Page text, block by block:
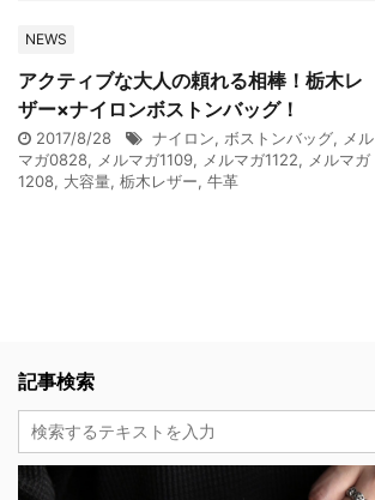
NEWS
アクティブな大人の頼れる相棒！栃木レ
ザー×ナイロンボストンバッグ！
2017/8/28 ナイロン, ボストンバッグ, メル
マガ0828, メルマガ1109, メルマガ1122, メルマガ
1208, 大容量, 栃木レザー, 牛革
記事検索